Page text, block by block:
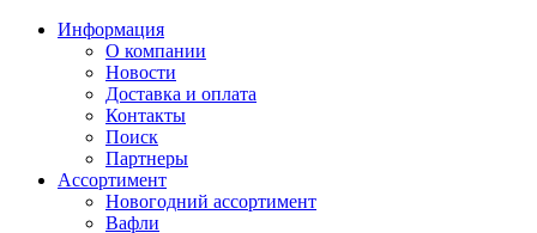
Информация
О компании
Новости
Доставка и оплата
Контакты
Поиск
Партнеры
Ассортимент
Новогодний ассортимент
Вафли